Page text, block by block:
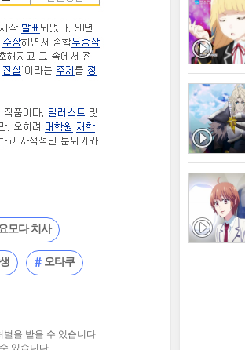
모다 치사
오타쿠
벌을 받을 수 있습니다.
있습니다.